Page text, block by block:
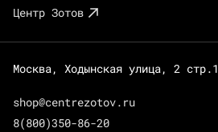
Центр Зотов
Москва, Ходынская улица, 2 стр.1
shop@centrezotov.ru
8(800)350-86-20